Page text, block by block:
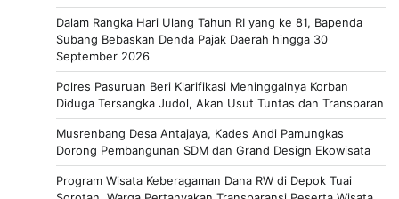
Dalam Rangka Hari Ulang Tahun RI yang ke 81, Bapenda
Subang Bebaskan Denda Pajak Daerah hingga 30
September 2026
Polres Pasuruan Beri Klarifikasi Meninggalnya Korban
Diduga Tersangka Judol, Akan Usut Tuntas dan Transparan
Musrenbang Desa Antajaya, Kades Andi Pamungkas
Dorong Pembangunan SDM dan Grand Design Ekowisata
Program Wisata Keberagaman Dana RW di Depok Tuai